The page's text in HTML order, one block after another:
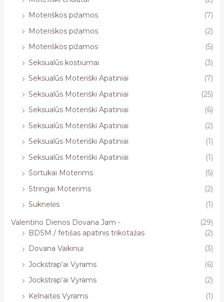
Moteriškos pižamos
(7)
Moteriškos pižamos
(2)
Moteriškos pižamos
(5)
Seksualūs kostiumai
(3)
Seksualūs Moteriški Apatiniai
(7)
Seksualūs Moteriški Apatiniai
(25)
Seksualūs Moteriški Apatiniai
(6)
Seksualūs Moteriški Apatiniai
(2)
Seksualūs Moteriški Apatiniai
(1)
Seksualūs Moteriški Apatiniai
(1)
Šortukai Moterims
(5)
Stringai Moterims
(2)
Suknelės
(1)
Valentino Dienos Dovana Jam -
(29)
BDSM / fetišas apatinis trikotažas
(2)
Dovana Vaikinui
(3)
Jockstrap'ai Vyrams
(6)
Jockstrap'ai Vyrams
(2)
Kelnaitės Vyrams
(1)